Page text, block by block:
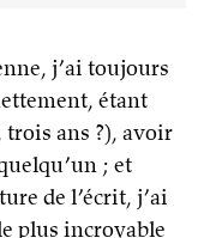
j’ai toujours
étant
ans ?), avoir
; et
de l’écrit, j’ai
plus incroyable